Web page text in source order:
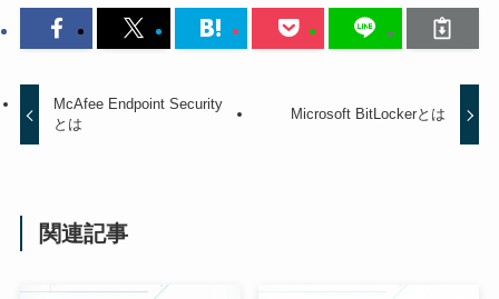
McAfee Endpoint Security
とは
Microsoft BitLockerとは
関連記事